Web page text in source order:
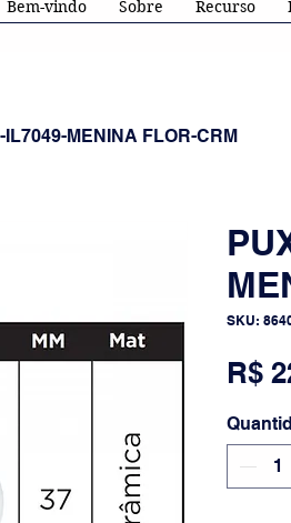
Bem-vindo Sobre Recurso
IL7049-MENINA FLOR-CRM
SKU:
R$